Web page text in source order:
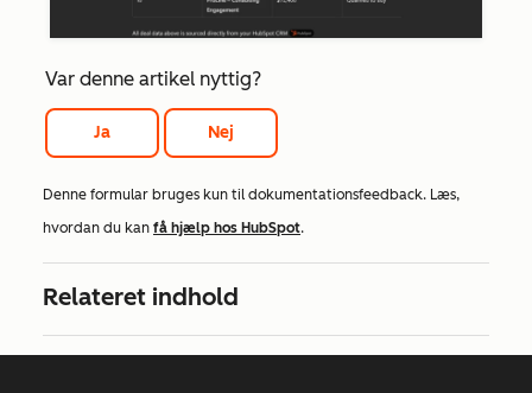
Var denne artikel nyttig?
Ja Nej
Denne formular bruges kun til dokumentationsfeedback. Læs,
hvordan du kan få hjælp hos HubSpot.
Relateret indhold